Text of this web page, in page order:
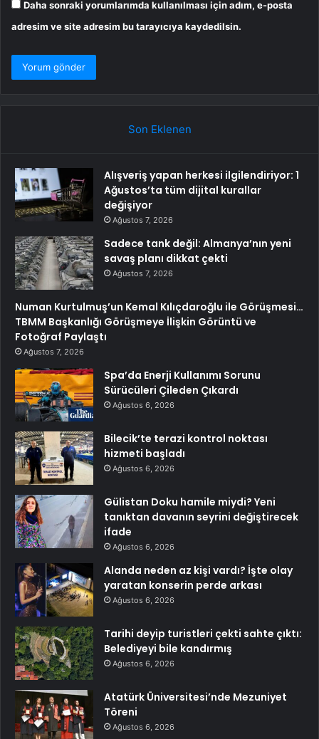
Daha sonraki yorumlarımda kullanılması için adım, e-posta
adresim ve site adresim bu tarayıcıya kaydedilsin.
Son Eklenen
Alışveriş yapan herkesi ilgilendiriyor: 1
Ağustos’ta tüm dijital kurallar
değişiyor
Ağustos 7, 2026
Sadece tank değil: Almanya’nın yeni
savaş planı dikkat çekti
Ağustos 7, 2026
Numan Kurtulmuş’un Kemal Kılıçdaroğlu ile Görüşmesi…
TBMM Başkanlığı Görüşmeye İlişkin Görüntü ve
Fotoğraf Paylaştı
Ağustos 7, 2026
Spa’da Enerji Kullanımı Sorunu
Sürücüleri Çileden Çıkardı
Ağustos 6, 2026
Bilecik’te terazi kontrol noktası
hizmeti başladı
Ağustos 6, 2026
Gülistan Doku hamile miydi? Yeni
tanıktan davanın seyrini değiştirecek
ifade
Ağustos 6, 2026
Alanda neden az kişi vardı? İşte olay
yaratan konserin perde arkası
Ağustos 6, 2026
Tarihi deyip turistleri çekti sahte çıktı:
Belediyeyi bile kandırmış
Ağustos 6, 2026
Atatürk Üniversitesi’nde Mezuniyet
Töreni
Ağustos 6, 2026